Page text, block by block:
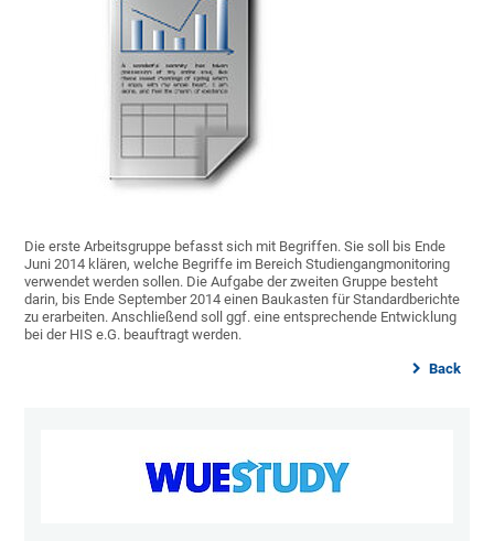
Die erste Arbeitsgruppe befasst sich mit Begriffen. Sie soll bis Ende
Juni 2014 klären, welche Begriffe im Bereich Studiengangmonitoring
verwendet werden sollen. Die Aufgabe der zweiten Gruppe besteht
darin, bis Ende September 2014 einen Baukasten für Standardberichte
zu erarbeiten. Anschließend soll ggf. eine entsprechende Entwicklung
bei der HIS e.G. beauftragt werden.
Back